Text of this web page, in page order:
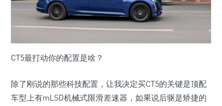
CT5最打动你的配置是啥？
除了刚说的那些科技配置，让我决定买CT5的关键是顶配
车型上有mLSD机械式限滑差速器，如果说后驱是矫捷的